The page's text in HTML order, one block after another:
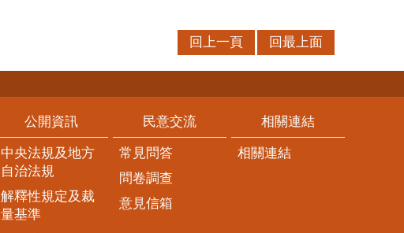
回上一頁 回最上面
公開資訊
中央法規及地方
自治法規
解釋性規定及裁
量基準
民意交流
常見問答
問卷調查
意見信箱
相關連結
相關連結